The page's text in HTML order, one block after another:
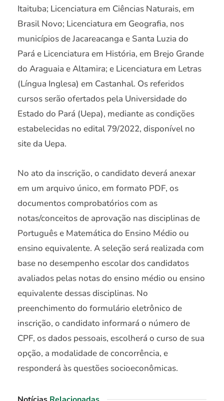
Itaituba; Licenciatura em Ciências Naturais, em
Brasil Novo; Licenciatura em Geografia, nos
municípios de Jacareacanga e Santa Luzia do
Pará e Licenciatura em História, em Brejo Grande
do Araguaia e Altamira; e Licenciatura em Letras
(Língua Inglesa) em Castanhal. Os referidos
cursos serão ofertados pela Universidade do
Estado do Pará (Uepa), mediante as condições
estabelecidas no edital 79/2022, disponível no
site da Uepa.
No ato da inscrição, o candidato deverá anexar
em um arquivo único, em formato PDF, os
documentos comprobatórios com as
notas/conceitos de aprovação nas disciplinas de
Português e Matemática do Ensino Médio ou
ensino equivalente. A seleção será realizada com
base no desempenho escolar dos candidatos
avaliados pelas notas do ensino médio ou ensino
equivalente dessas disciplinas. No
preenchimento do formulário eletrônico de
inscrição, o candidato informará o número de
CPF, os dados pessoais, escolherá o curso de sua
opção, a modalidade de concorrência, e
responderá às questões socioeconômicas.